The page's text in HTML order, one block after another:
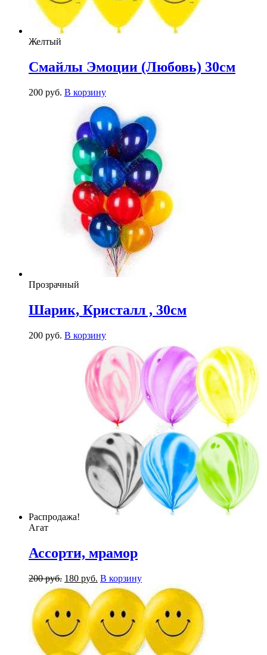
Желтый
Смайлы Эмоции (Любовь) 30см
200 руб. В корзину
Прозрачный
Шарик, Кристалл , 30см
200 руб. В корзину
Распродажа!
Агат
Ассорти, мрамор
200руб. 180 руб. В корзину